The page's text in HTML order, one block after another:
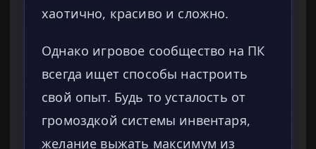
хаотично, красиво и сложно.
Однако игровое сообщество на ПК
всегда ищет способы настроить
свой опыт. Будь то усталость от
громоздкой системы инвентаря,
желание выжать максимум из